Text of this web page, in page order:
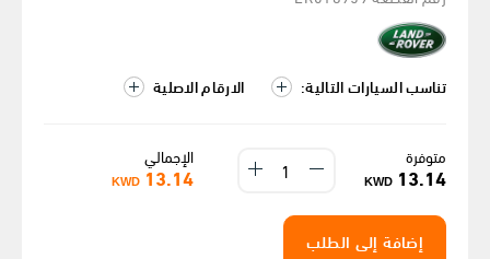
تناسب السيارات التالية: الارقام الاصلية
متوفرة
13.14
KWD
الإجمالي
13.14
KWD
إضافة إلى الطلب